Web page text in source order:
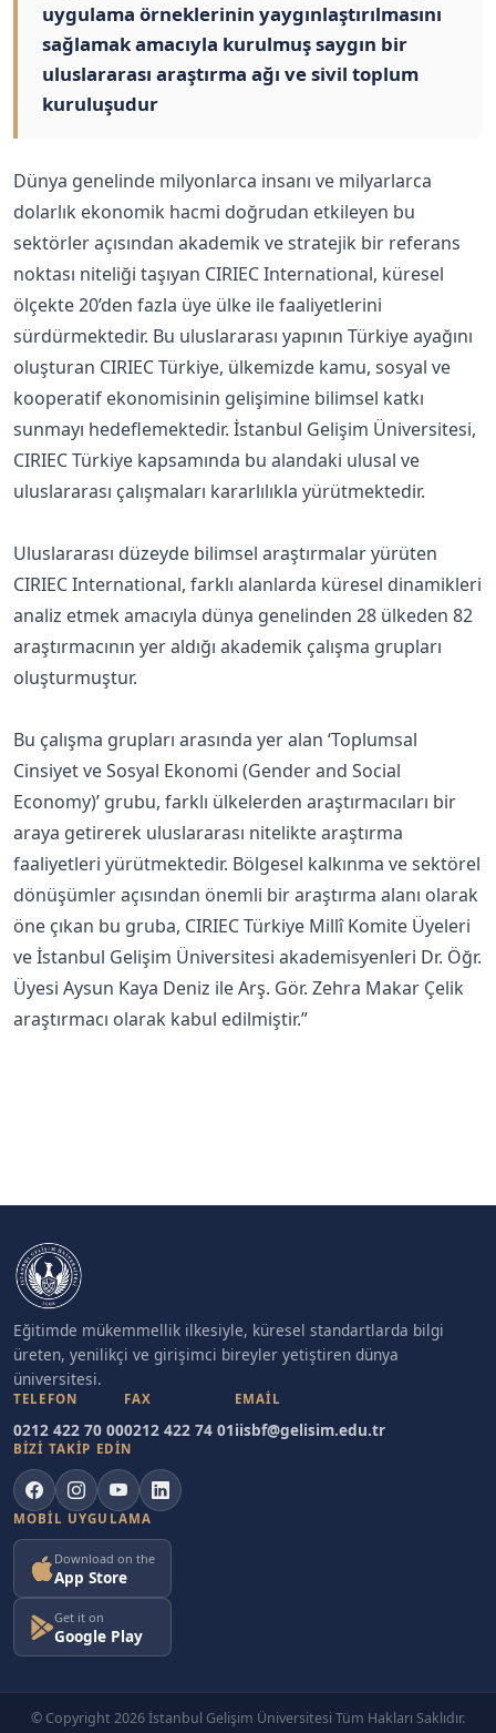
uygulama örneklerinin yaygınlaştırılmasını
sağlamak amacıyla kurulmuş saygın bir
uluslararası araştırma ağı ve sivil toplum
kuruluşudur
Dünya genelinde milyonlarca insanı ve milyarlarca
dolarlık ekonomik hacmi doğrudan etkileyen bu
sektörler açısından akademik ve stratejik bir referans
noktası niteliği taşıyan CIRIEC International, küresel
ölçekte 20’den fazla üye ülke ile faaliyetlerini
sürdürmektedir. Bu uluslararası yapının Türkiye ayağını
oluşturan CIRIEC Türkiye, ülkemizde kamu, sosyal ve
kooperatif ekonomisinin gelişimine bilimsel katkı
sunmayı hedeflemektedir. İstanbul Gelişim Üniversitesi,
CIRIEC Türkiye kapsamında bu alandaki ulusal ve
uluslararası çalışmaları kararlılıkla yürütmektedir.
Uluslararası düzeyde bilimsel araştırmalar yürüten
CIRIEC International, farklı alanlarda küresel dinamikleri
analiz etmek amacıyla dünya genelinden 28 ülkeden 82
araştırmacının yer aldığı akademik çalışma grupları
oluşturmuştur.
Bu çalışma grupları arasında yer alan ‘Toplumsal
Cinsiyet ve Sosyal Ekonomi (Gender and Social
Economy)’ grubu, farklı ülkelerden araştırmacıları bir
araya getirerek uluslararası nitelikte araştırma
faaliyetleri yürütmektedir. Bölgesel kalkınma ve sektörel
dönüşümler açısından önemli bir araştırma alanı olarak
öne çıkan bu gruba, CIRIEC Türkiye Millî Komite Üyeleri
ve İstanbul Gelişim Üniversitesi akademisyenleri Dr. Öğr.
Üyesi Aysun Kaya Deniz ile Arş. Gör. Zehra Makar Çelik
araştırmacı olarak kabul edilmiştir.”
Eğitimde mükemmellik ilkesiyle, küresel standartlarda bilgi
üreten, yenilikçi ve girişimci bireyler yetiştiren dünya
üniversitesi.
TELEFON
0212 422 70 00
FAX
0212 422 74 01
EMAIL
iisbf@gelisim.edu.tr
BİZİ TAKİP EDİN
MOBIL UYGULAMA
Download on the
App Store
Get it on
Google Play
© Copyright 2026 İstanbul Gelişim Üniversitesi Tüm Hakları Saklıdır.